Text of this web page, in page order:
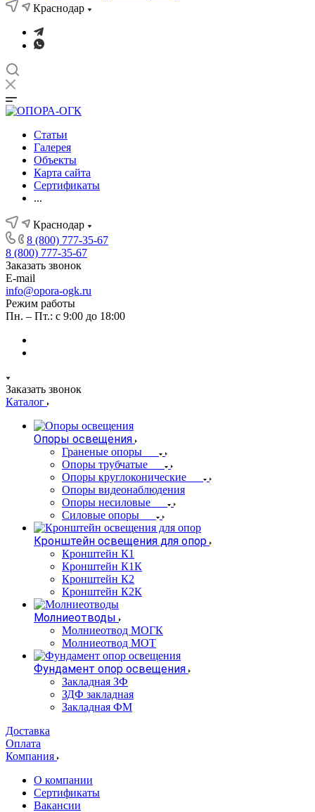
Краснодар
Статьи
Галерея
Объекты
Карта сайта
Сертификаты
...
Краснодар
8 (800) 777-35-67
8 (800) 777-35-67
Заказать звонок
E-mail
info@opora-ogk.ru
Режим работы
Пн. – Пт.: с 9:00 до 18:00
Заказать звонок
Каталог
Опоры освещения
Граненые опоры
Опоры трубчатые
Опоры круглоконические
Опоры видеонаблюдения
Опоры несиловые
Силовые опоры
Кронштейн освещения для опор
Кронштейн К1
Кронштейн К1К
Кронштейн К2
Кронштейн К2К
Молниеотводы
Молниеотвод МОГК
Молниеотвод МОТ
Фундамент опор освещения
Закладная ЗФ
ЗДФ закладная
Закладная ФМ
Доставка
Оплата
Компания
О компании
Сертификаты
Вакансии